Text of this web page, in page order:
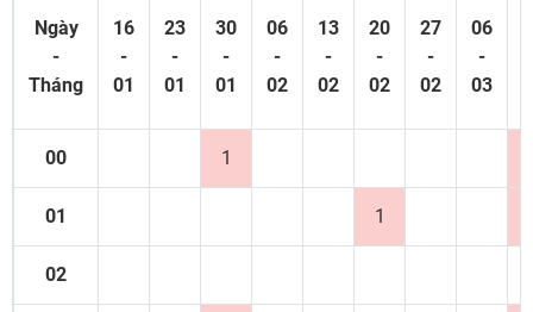
Ngày
-
Tháng
16
-
01
23
-
01
30
-
01
06
-
02
13
-
02
20
-
02
27
-
02
06
-
03
00 1
01 1
02